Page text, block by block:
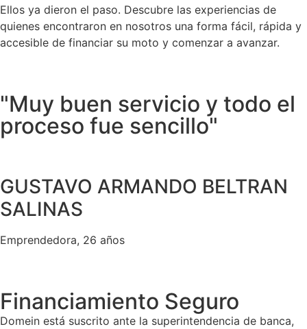
Ellos ya dieron el paso. Descubre las experiencias de
quienes encontraron en nosotros una forma fácil, rápida y
accesible de financiar su moto y comenzar a avanzar.
"Muy buen servicio y todo el
proceso fue sencillo"
GUSTAVO ARMANDO BELTRAN
SALINAS
Emprendedora, 26 años
Financiamiento Seguro
Domein está suscrito ante la superintendencia de banca,